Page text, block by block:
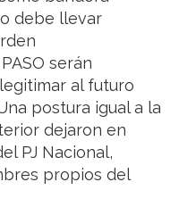
debe llevar
serán
al futuro
postura igual a la
dejaron en
PJ Nacional,
propios del